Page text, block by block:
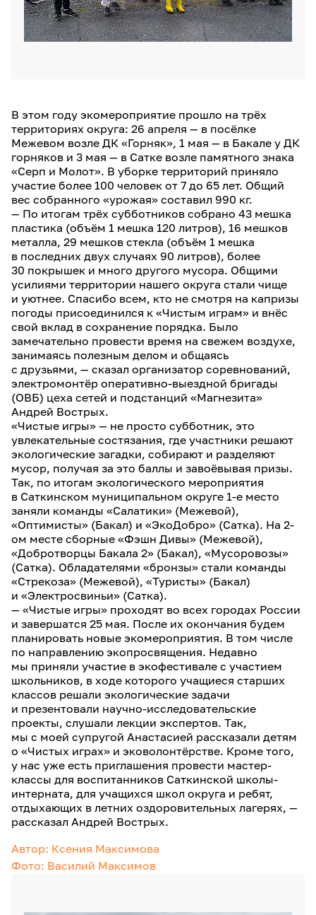
В этом году экомероприятие прошло на трёх
территориях округа: 26 апреля — в посёлке
Межевом возле ДК «Горняк», 1 мая — в Бакале у ДК
горняков и 3 мая — в Сатке возле памятного знака
«Серп и Молот». В уборке территорий приняло
участие более 100 человек от 7 до 65 лет. Общий
вес собранного «урожая» составил 990 кг.
— По итогам трёх субботников собрано 43 мешка
пластика (объём 1 мешка 120 литров), 16 мешков
металла, 29 мешков стекла (объём 1 мешка
в последних двух случаях 90 литров), более
30 покрышек и много другого мусора. Общими
усилиями территории нашего округа стали чище
и уютнее. Спасибо всем, кто не смотря на капризы
погоды присоединился к «Чистым играм» и внёс
свой вклад в сохранение порядка. Было
замечательно провести время на свежем воздухе,
занимаясь полезным делом и общаясь
с друзьями, — сказал организатор соревнований,
электромонтёр оперативно-выездной бригады
(ОВБ) цеха сетей и подстанций «Магнезита»
Андрей Вострых.
«Чистые игры» — не просто субботник, это
увлекательные состязания, где участники решают
экологические загадки, собирают и разделяют
мусор, получая за это баллы и завоёвывая призы.
Так, по итогам экологического мероприятия
в Саткинском муниципальном округе 1-е место
заняли команды «Салатики» (Межевой),
«Оптимисты» (Бакал) и «ЭкоДобро» (Сатка). На 2-
ом месте сборные «Фэшн Дивы» (Межевой),
«Добротворцы Бакала 2» (Бакал), «Мусоровозы»
(Сатка). Обладателями «бронзы» стали команды
«Стрекоза» (Межевой), «Туристы» (Бакал)
и «Электросвиньи» (Сатка).
— «Чистые игры» проходят во всех городах России
и завершатся 25 мая. После их окончания будем
планировать новые экомероприятия. В том числе
по направлению экопросвящения. Недавно
мы приняли участие в экофестивале с участием
школьников, в ходе которого учащиеся старших
классов решали экологические задачи
и презентовали научно-исследовательские
проекты, слушали лекции экспертов. Так,
мы с моей супругой Анастасией рассказали детям
о «Чистых играх» и эковолонтёрстве. Кроме того,
у нас уже есть приглашения провести мастер-
классы для воспитанников Саткинской школы-
интерната, для учащихся школ округа и ребят,
отдыхающих в летних оздоровительных лагерях, —
рассказал Андрей Вострых.
Автор: Ксения Максимова
Фото: Василий Максимов